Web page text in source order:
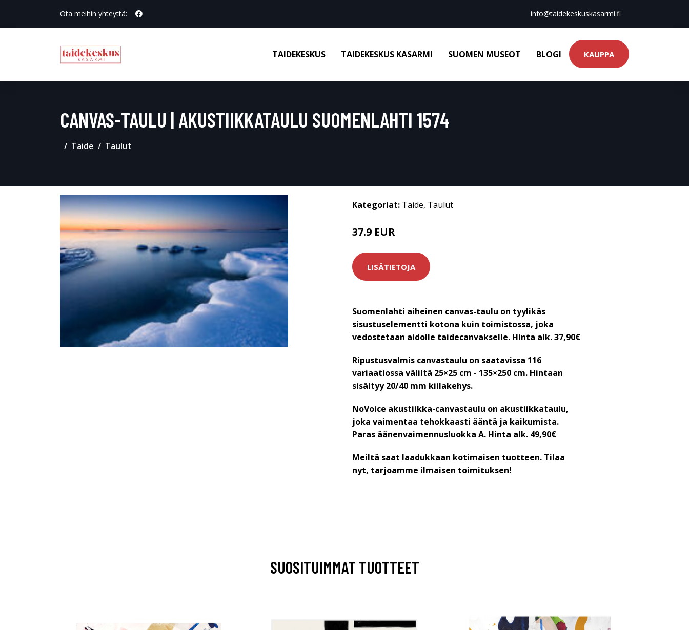
Ota meihin yhteyttä: info@taidekeskuskasarmi.fi
TAIDEKESKUS TAIDEKESKUS KASARMI SUOMEN MUSEOT BLOGI KAUPPA
CANVAS-TAULU | AKUSTIIKKATAULU SUOMENLAHTI 1574
Taide Taulut
Kategoriat: Taide, Taulut
37.9 EUR
LISÄTIETOJA
Suomenlahti aiheinen canvas-taulu on tyylikäs
sisustuselementti kotona kuin toimistossa, joka
vedostetaan aidolle taidecanvakselle. Hinta alk. 37,90€
Ripustusvalmis canvastaulu on saatavissa 116
variaatiossa väliltä 25×25 cm - 135×250 cm. Hintaan
sisältyy 20/40 mm kiilakehys.
NoVoice akustiikka-canvastaulu on akustiikkataulu,
joka vaimentaa tehokkaasti ääntä ja kaikumista.
Paras äänenvaimennusluokka A. Hinta alk. 49,90€
Meiltä saat laadukkaan kotimaisen tuotteen. Tilaa
nyt, tarjoamme ilmaisen toimituksen!
SUOSITUIMMAT TUOTTEET